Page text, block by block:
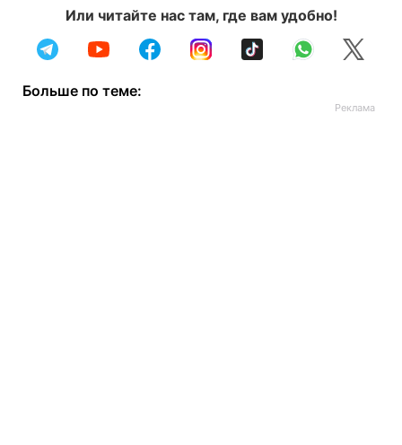
Или читайте нас там, где вам удобно!
Больше по теме: